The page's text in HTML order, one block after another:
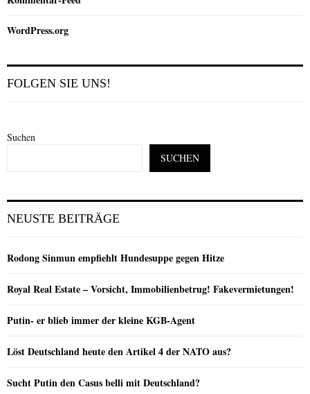
WordPress.org
FOLGEN SIE UNS!
Suchen
SUCHEN
NEUSTE BEITRÄGE
Rodong Sinmun empfiehlt Hundesuppe gegen Hitze
Royal Real Estate – Vorsicht, Immobilienbetrug! Fakevermietungen!
Putin- er blieb immer der kleine KGB-Agent
Löst Deutschland heute den Artikel 4 der NATO aus?
Sucht Putin den Casus belli mit Deutschland?